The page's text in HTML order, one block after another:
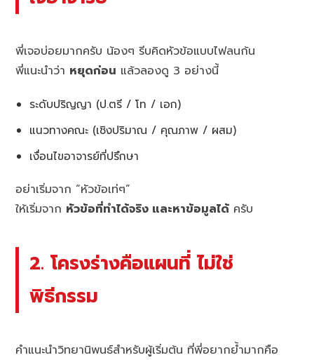
พี่เจอบ่อยมากครับ น้องๆ รีบคิดหัวข้อแบบไฟลนก้น
พี่แนะนำว่า หยุดก่อน แล้วลองดู 3 อย่างนี้
ระดับปริญญา (ป.ตรี / โท / เอก)
แนวทางคณะ (เชิงปริมาณ / คุณภาพ / ผสม)
เงื่อนไขอาจารย์ที่ปรึกษา
อย่าเริ่มจาก “หัวข้อเท่ๆ”
ให้เริ่มจาก หัวข้อที่ทำได้จริง และหาข้อมูลได้ ครับ
2. โครงร่างคือแผนที่ ไม่ใช่
พิธีกรรม
คำแนะนำวิทยานิพนธ์สำหรับผู้เริ่มต้น ที่พี่อยากย้ำมากคือ